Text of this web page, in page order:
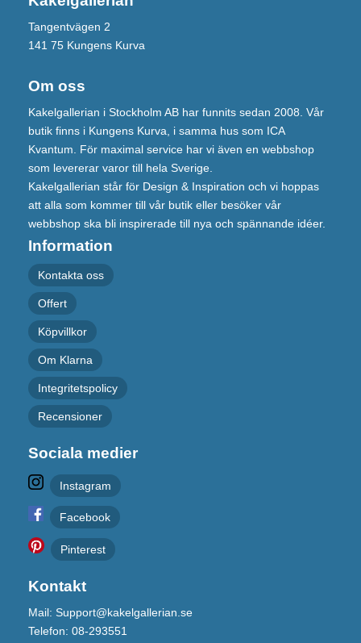
Tangentvägen 2
141 75 Kungens Kurva
Om oss
Kakelgallerian i Stockholm AB har funnits sedan 2008. Vår
butik finns i Kungens Kurva, i samma hus som ICA
Kvantum. För maximal service har vi även en webbshop
som levererar varor till hela Sverige.
Kakelgallerian står för Design & Inspiration och vi hoppas
att alla som kommer till vår butik eller besöker vår
webbshop ska bli inspirerade till nya och spännande idéer.
Information
Kontakta oss
Offert
Köpvillkor
Om Klarna
Integritetspolicy
Recensioner
Sociala medier
Instagram
Facebook
Pinterest
Kontakt
Mail: Support@kakelgallerian.se
Telefon: 08-293551